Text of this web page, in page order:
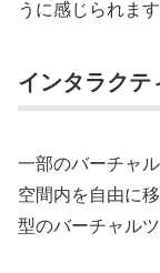
うに感じられます
インタラクテ
一部のバーチャ
空間内を自由に
型のバーチャル